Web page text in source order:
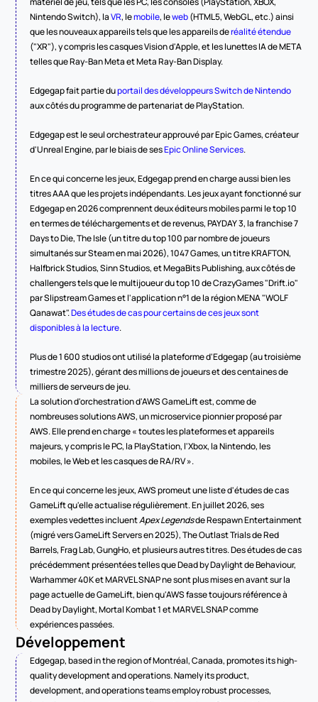
Nintendo Switch), la VR, le mobile, le web (HTML5, WebGL, etc.) ainsi
que les nouveaux appareils tels que les appareils de réalité étendue
("XR"), y compris les casques Vision d'Apple, et les lunettes IA de META
telles que Ray-Ban Meta et Meta Ray-Ban Display.
Edgegap fait partie du portail des développeurs Switch de Nintendo
aux côtés du programme de partenariat de PlayStation.
Edgegap est le seul orchestrateur approuvé par Epic Games, créateur
d'Unreal Engine, par le biais de ses Epic Online Services.
En ce qui concerne les jeux, Edgegap prend en charge aussi bien les
titres AAA que les projets indépendants. Les jeux ayant fonctionné sur
Edgegap en 2026 comprennent deux éditeurs mobiles parmi le top 10
en termes de téléchargements et de revenus, PAYDAY 3, la franchise 7
Days to Die, The Isle (un titre du top 100 par nombre de joueurs
simultanés sur Steam en mai 2026), 1047 Games, un titre KRAFTON,
Halfbrick Studios, Sinn Studios, et MegaBits Publishing, aux côtés de
challengers tels que le multijoueur du top 10 de CrazyGames "Drift.io"
par Slipstream Games et l'application n°1 de la région MENA "WOLF
Qanawat". Des études de cas pour certains de ces jeux sont
disponibles à la lecture.
Plus de 1 600 studios ont utilisé la plateforme d'Edgegap (au troisième
trimestre 2025), gérant des millions de joueurs et des centaines de
milliers de serveurs de jeu.
La solution d'orchestration d'AWS GameLift est, comme de
nombreuses solutions AWS, un microservice pionnier proposé par
AWS. Elle prend en charge « toutes les plateformes et appareils
majeurs, y compris le PC, la PlayStation, l'Xbox, la Nintendo, les
mobiles, le Web et les casques de RA/RV ».
En ce qui concerne les jeux, AWS promeut une liste d'études de cas
GameLift qu'elle actualise régulièrement. En juillet 2026, ses
exemples vedettes incluent Apex Legends de Respawn Entertainment
(migré vers GameLift Servers en 2025), The Outlast Trials de Red
Barrels, Frag Lab, GungHo, et plusieurs autres titres. Des études de cas
précédemment présentées telles que Dead by Daylight de Behaviour,
Warhammer 40K et MARVEL SNAP ne sont plus mises en avant sur la
page actuelle de GameLift, bien qu'AWS fasse toujours référence à
Dead by Daylight, Mortal Kombat 1 et MARVEL SNAP comme
expériences passées.
Développement
Edgegap, based in the region of Montréal, Canada, promotes its high-
quality development and operations. Namely its product,
development, and operations teams employ robust processes,